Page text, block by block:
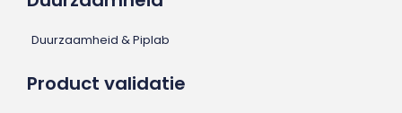
Duurzaamheid & Piplab
Product validatie